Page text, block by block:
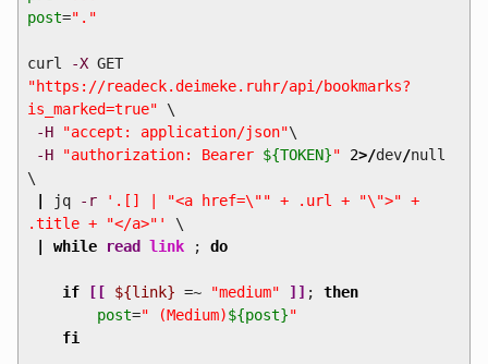
post="."
curl -XGET
"https://readeck.deimeke.ruhr/api/bookmarks?
is_marked=true" \
-H
"accept: application/json"\
-H
"authorization: Bearer ${TOKEN}" 2>/dev/null
\
jq -r
'.[] | "<a href=\"" + .url + "\">" +
.title + "</a>"'
\
while read link; do
if [ [ ${link} =~ "medium" ] ] ; then
post=" (Medium)${post}"
fi